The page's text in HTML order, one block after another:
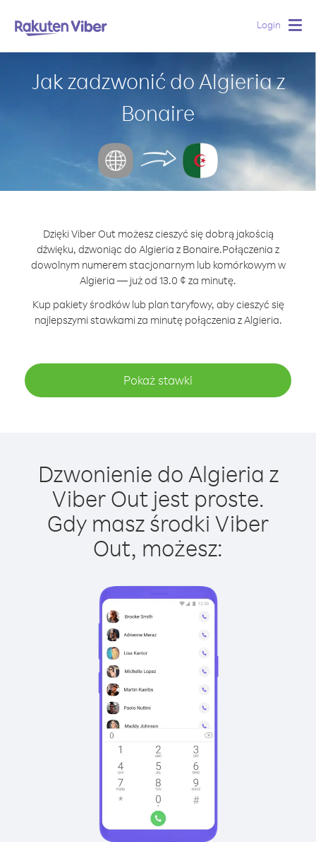
Login
Jak zadzwonić do Algieria z
Bonaire
Dzięki Viber Out możesz cieszyć się dobrą jakością
dźwięku, dzwoniąc do Algieria z Bonaire.Połączenia z
dowolnym numerem stacjonarnym lub komórkowym w
Algieria — już od 13.0 ¢ za minutę.
Kup pakiety środków lub plan taryfowy, aby cieszyć się
najlepszymi stawkami za minutę połączenia z Algieria.
Pokaż stawki
Dzwonienie do Algieria z
Viber Out jest proste.
Gdy masz środki Viber
Out, możesz: